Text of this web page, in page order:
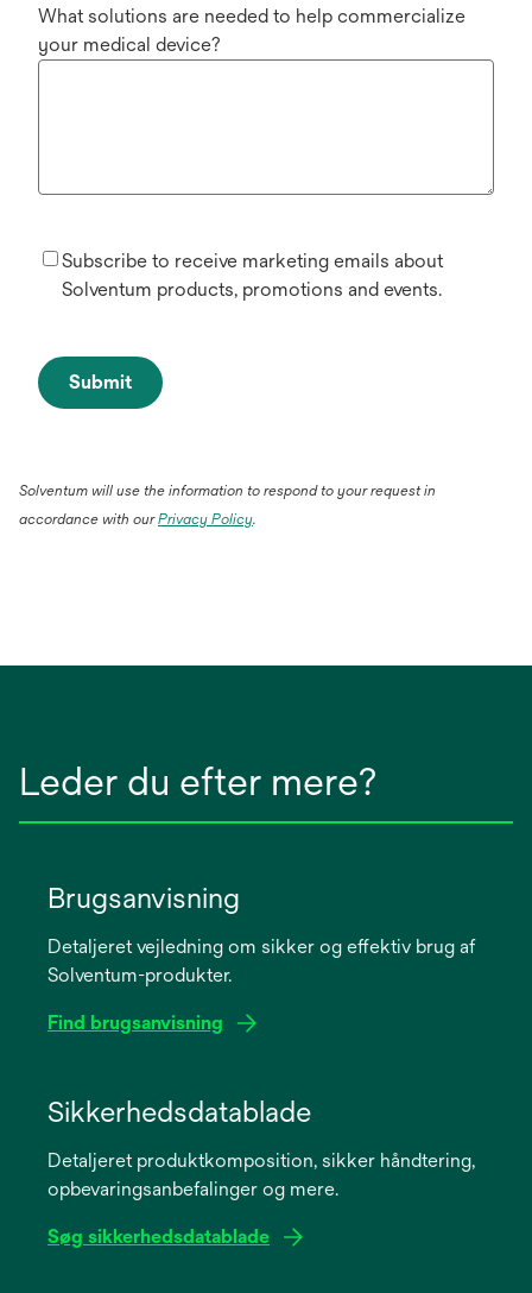
What solutions are needed to help commercialize
your medical device?
Subscribe to receive marketing emails about
Solventum products, promotions and events.
Submit
Solventum will use the information to respond to your request in
accordance with ourPrivacy Policy.
Leder du efter mere?
Brugsanvisning
Detaljeret vejledning om sikker og effektiv brug af
Solventum-produkter.
Find brugsanvisning
new
Sikkerhedsdatablade
Detaljeret produktkomposition, sikker håndtering,
opbevaringsanbefalinger og mere.
Søg sikkerhedsdatablade